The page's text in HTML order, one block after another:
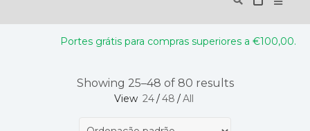
Portes grátis para compras superiores a €100,00.
Showing 25–48 of 80 results
View 24/48 /All